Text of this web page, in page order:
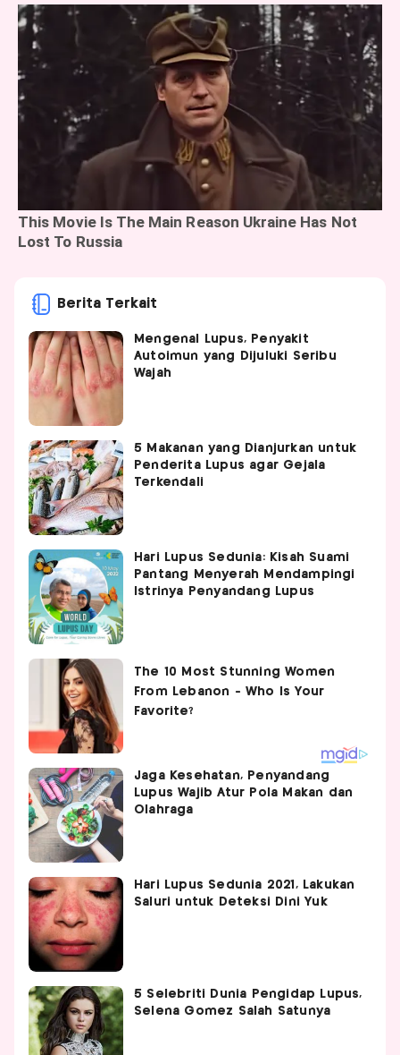
Berita Terkait
Mengenal Lupus, Penyakit
Autoimun yang Dijuluki Seribu
Wajah
5 Makanan yang Dianjurkan untuk
Penderita Lupus agar Gejala
Terkendali
Hari Lupus Sedunia: Kisah Suami
Pantang Menyerah Mendampingi
Istrinya Penyandang Lupus
Jaga Kesehatan, Penyandang
Lupus Wajib Atur Pola Makan dan
Olahraga
Hari Lupus Sedunia 2021, Lakukan
Saluri untuk Deteksi Dini Yuk
5 Selebriti Dunia Pengidap Lupus,
Selena Gomez Salah Satunya